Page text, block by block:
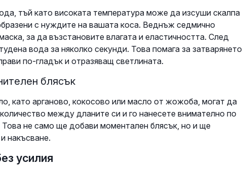
тъй като високата температура може да изсуши скалпа
с нуждите на вашата коса. Веднъж седмично
за да възстановите влагата и еластичността. След
вода за няколко секунди. Това помага за затварянето
по-гладък и отразяващ светлината.
блясък
като арганово, кокосово или масло от жожоба, могат да
между дланите си и го нанесете внимателно по
не само ще добави моментален блясък, но и ще
накъсване.
усилия